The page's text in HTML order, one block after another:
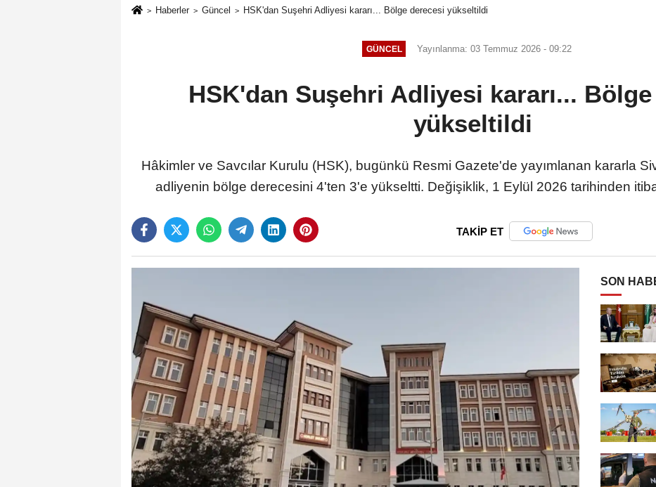
Haberler Güncel HSK'dan Suşehri Adliyesi kararı... Bölge derecesi yükseltildi
GÜNCEL Yayınlanma: 03 Temmuz 2026 - 09:22
HSK'dan Suşehri Adliyesi kararı...
yükseltildi
Hâkimler ve Savcılar Kurulu (HSK), bugünkü Resmi Gazete'de yayımlanan kararla
adliyenin bölge derecesini 4'ten 3'e yükseltti. Değişiklik, 1 Eylül 2026 tarihinden
TAKİP ET
SON